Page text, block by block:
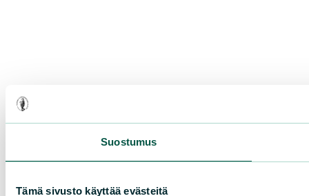
Suostumus
Tämä sivusto käyttää evästeitä